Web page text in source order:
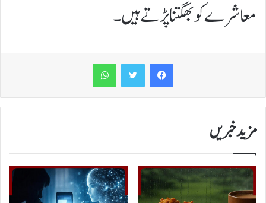
معاشرے کو بھگتنا پڑتے ہیں۔
WhatsApp
مزید خبریں